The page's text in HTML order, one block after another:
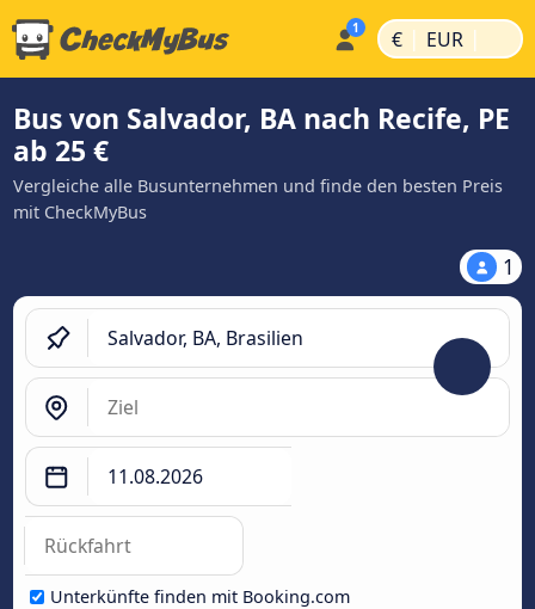
€ | EUR |
Bus von Salvador, BA nach Recife, PE
ab 25 €
Vergleiche alle Busunternehmen und finde den besten Preis
mit CheckMyBus
1
Unterkünfte finden mit Booking.com